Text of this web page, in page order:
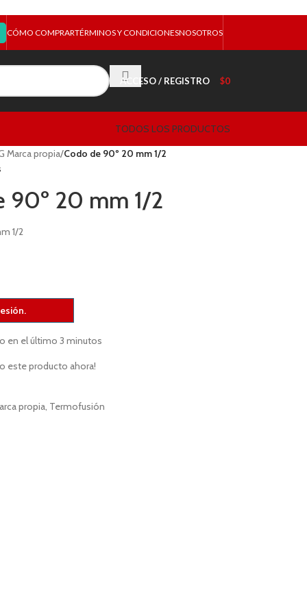
CÓMO COMPRARTÉRMINOS Y CONDICIONESNOSOTROS
ACCESO / REGISTRO $0
TODOS LOS PRODUCTOS
Marca propia/Codo de 90º 20 mm 1/2
90º 20 mm 1/2
1/2
en el último 3 minutos
este producto ahora!
propia, Termofusión